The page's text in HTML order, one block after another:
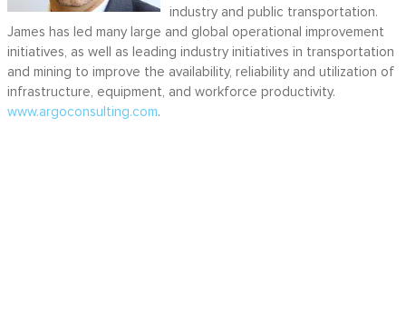
industry and public transportation.
James has led many large and global operational improvement
initiatives, as well as leading industry initiatives in transportation
and mining to improve the availability, reliability and utilization of
infrastructure, equipment, and workforce productivity.
www.argoconsulting.com.